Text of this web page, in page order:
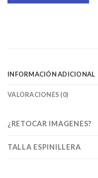
INFORMACIÓN ADICIONAL
VALORACIONES (0)
¿RETOCAR IMAGENES?
TALLA ESPINILLERA